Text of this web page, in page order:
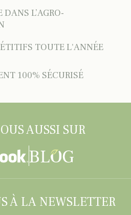
DANS L’AGRO-
TOUTE L'ANNÉE
100% SÉCURISÉ
AUSSI SUR
À LA NEWSLETTER